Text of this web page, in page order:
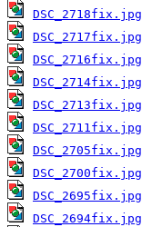
DSC_2718fix.jpg
DSC_2717fix.jpg
DSC_2716fix.jpg
DSC_2714fix.jpg
DSC_2713fix.jpg
DSC_2711fix.jpg
DSC_2705fix.jpg
DSC_2700fix.jpg
DSC_2695fix.jpg
DSC_2694fix.jpg